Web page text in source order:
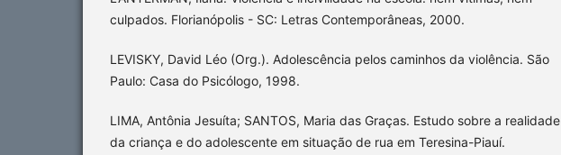
culpados. Florianópolis - SC: Letras Contemporâneas, 2000.
LEVISKY, David Léo (Org.). Adolescência pelos caminhos da violência. São
Paulo: Casa do Psicólogo, 1998.
LIMA, Antônia Jesuíta; SANTOS, Maria das Graças. Estudo sobre a realidade
da criança e do adolescente em situação de rua em Teresina-Piauí.